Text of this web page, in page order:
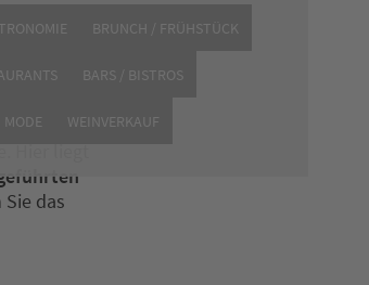
BRUNCH / FRÜHSTÜCK
BARS / BISTROS
MODE WEINVERKAUF
liegt
das